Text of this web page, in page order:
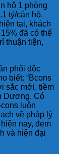
hộ 1 phòng
tỷ/căn hộ.
tại, khách
đã có thể
thuận tiện,
phối độc
biết: “Bcons
sắc mới, tiềm
Dương. Có
luôn
về pháp lý
nay, đem
và hiện đại